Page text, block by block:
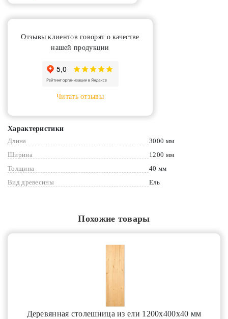
Отзывы клиентов говорят о качестве
нашей продукции
Читать отзывы
Характеристики
Длина
3000 мм
Ширина
1200 мм
Толщина
40 мм
Вид древесины
Ель
Похожие товары
Деревянная столешница из ели 1200х400х40 мм